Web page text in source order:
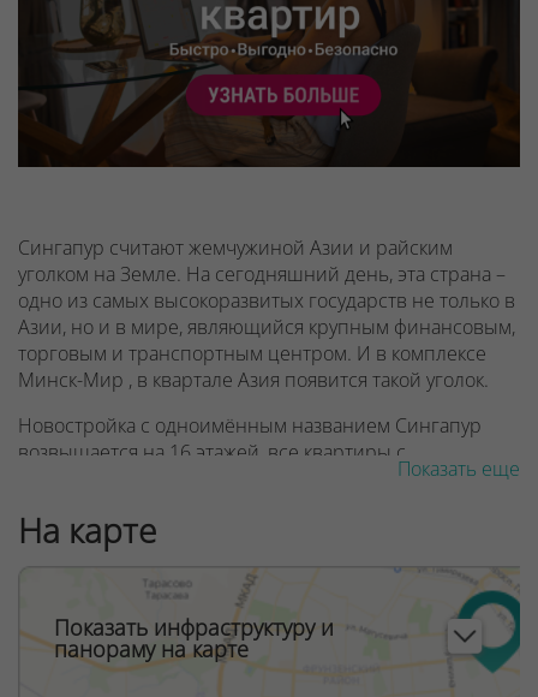
Сингапур считают жемчужиной Азии и райским
уголком на Земле. На сегодняшний день, эта страна –
одно из самых высокоразвитых государств не только в
Азии, но и в мире, являющийся крупным финансовым,
торговым и транспортным центром. И в комплексе
Минск-Мир , в квартале Азия появится такой уголок.
Новостройка с одноимённым названием Сингапур
возвышается на 16 этажей, все квартиры с
панорамными окнами и со свободной планировкой
террасы, «французские» и открытые балконы,
остеклённые лоджии. В квартирах высота потолком
составляет 2,7 метра. До квартир жильцов доставят два
лифта, один из которых – панорамный,
грузоподъёмностью до 1000 кг. Подобный лифт –
идеальный пример того, как архитекторы комплекса
сочетают стильный дизайн и функциональность.
Показать еще
На карте
Показать инфраструктуру и
панораму на карте